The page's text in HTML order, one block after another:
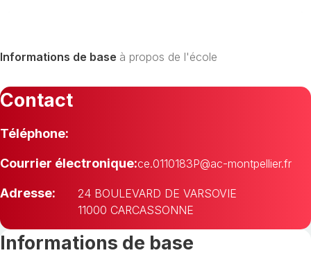
Informations de base à propos de l'école
Contact
Téléphone:
Courrier électronique:ce.0110183P@ac-montpellier.fr
Adresse:
24 BOULEVARD DE VARSOVIE
11000 CARCASSONNE
Informations de base